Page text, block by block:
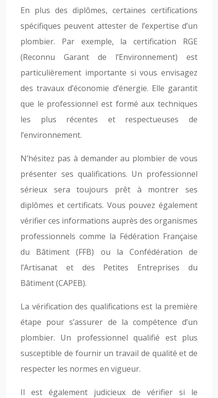
En plus des diplômes, certaines certifications
spécifiques peuvent attester de l’expertise d’un
plombier. Par exemple, la certification RGE
(Reconnu Garant de l’Environnement) est
particulièrement importante si vous envisagez
des travaux d’économie d’énergie. Elle garantit
que le professionnel est formé aux techniques
les plus récentes et respectueuses de
l’environnement.
N’hésitez pas à demander au plombier de vous
présenter ses qualifications. Un professionnel
sérieux sera toujours prêt à montrer ses
diplômes et certificats. Vous pouvez également
vérifier ces informations auprès des organismes
professionnels comme la Fédération Française
du Bâtiment (FFB) ou la Confédération de
l’Artisanat et des Petites Entreprises du
Bâtiment (CAPEB).
La vérification des qualifications est la première
étape pour s’assurer de la compétence d’un
plombier. Un professionnel qualifié est plus
susceptible de fournir un travail de qualité et de
respecter les normes en vigueur.
Il est également judicieux de vérifier si le